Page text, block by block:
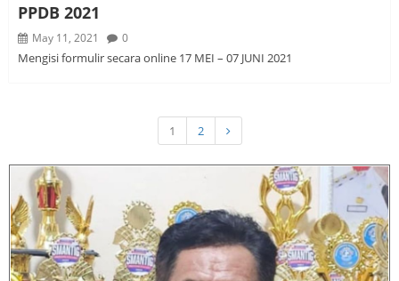
PPDB 2021
May 11, 2021 0
Mengisi formulir secara online 17 MEI – 07 JUNI 2021
1 2